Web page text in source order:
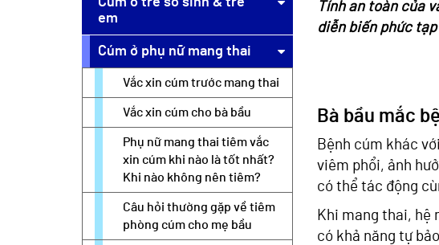
em
Cúm ở phụ nữ mang thai
Vắc xin cúm trước mang thai
Vắc xin cúm cho bà bầu
Phụ nữ mang thai tiêm vắc
xin cúm khi nào là tốt nhất?
Khi nào không nên tiêm?
Câu hỏi thường gặp về tiêm
phòng cúm cho mẹ bầu
Tính an toàn của
diễn biến phức
Bà bầu mắc
Bệnh cúm khác
viêm phổi, ảnh
có thể tác động
Khi mang thai, hệ
có khả năng tự